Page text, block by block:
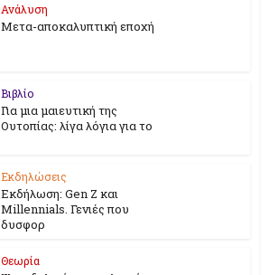
Ανάλυση
Μετα-αποκαλυπτική εποχή
Βιβλίο
Για μια μαιευτική της
Ουτοπίας: λίγα λόγια για το
Εκδηλώσεις
Εκδήλωση: Gen Z και
Millennials. Γενιές που
δυσφορ
Θεωρία